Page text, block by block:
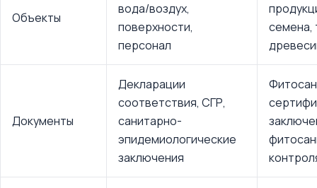
Объекты
вода/воздух,
поверхности,
персонал
семена,
Документы
Декларации
соответствия, СГР,
санитарно-
эпидемиологические
заключения